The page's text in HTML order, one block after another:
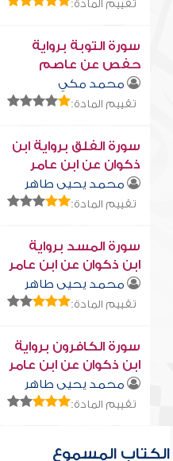
تقييم المادة:
سورة التوبة برواية
حفص عن عاصم
محمد مكي
تقييم المادة:
سورة الفلق برواية ابن
ذكوان عن ابن عامر
محمد يحيى طاهر
تقييم المادة:
سورة المسد برواية
ابن ذكوان عن ابن عامر
محمد يحيى طاهر
تقييم المادة:
سورة الكافرون برواية
ابن ذكوان عن ابن عامر
محمد يحيى طاهر
تقييم المادة:
الكتاب المسموع